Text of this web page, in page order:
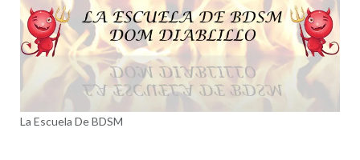
La Escuela De BDSM